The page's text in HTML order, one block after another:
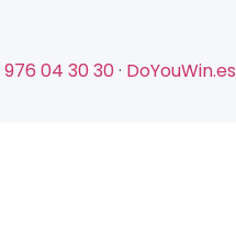
976 04 30 30 · DoYouWin.es